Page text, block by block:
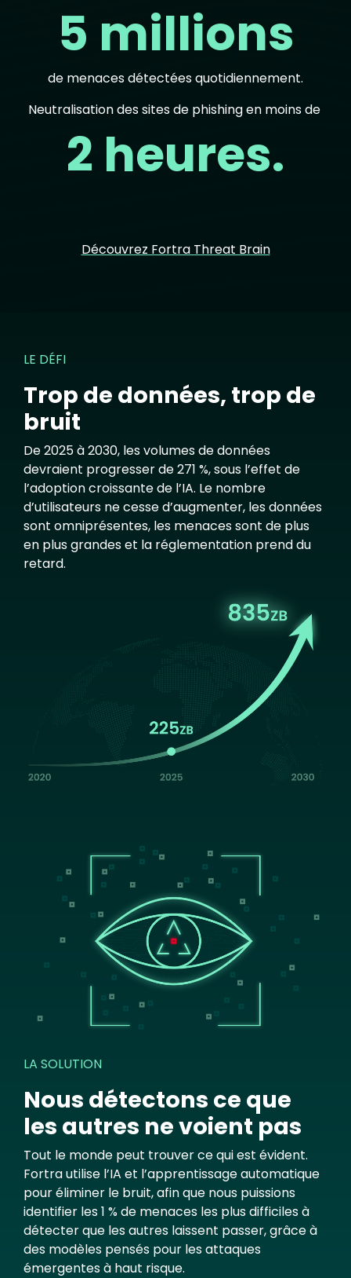
5 millions
de menaces détectées quotidiennement.
Neutralisation des sites de phishing en moins de
2 heures.
Découvrez Fortra Threat Brain
LE DÉFI
Trop de données, trop de
bruit
De 2025 à 2030, les volumes de données
devraient progresser de 271 %, sous l’effet de
l’adoption croissante de l’IA. Le nombre
d’utilisateurs ne cesse d’augmenter, les données
sont omniprésentes, les menaces sont de plus
en plus grandes et la réglementation prend du
retard.
LA SOLUTION
Nous détectons ce que
les autres ne voient pas
Tout le monde peut trouver ce qui est évident.
Fortra utilise l’IA et l’apprentissage automatique
pour éliminer le bruit, afin que nous puissions
identifier les 1 % de menaces les plus difficiles à
détecter que les autres laissent passer, grâce à
des modèles pensés pour les attaques
émergentes à haut risque.